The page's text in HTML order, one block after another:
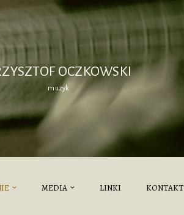
OCZKOWSKI
muzyk
MEDIA LINKI KONTAKT